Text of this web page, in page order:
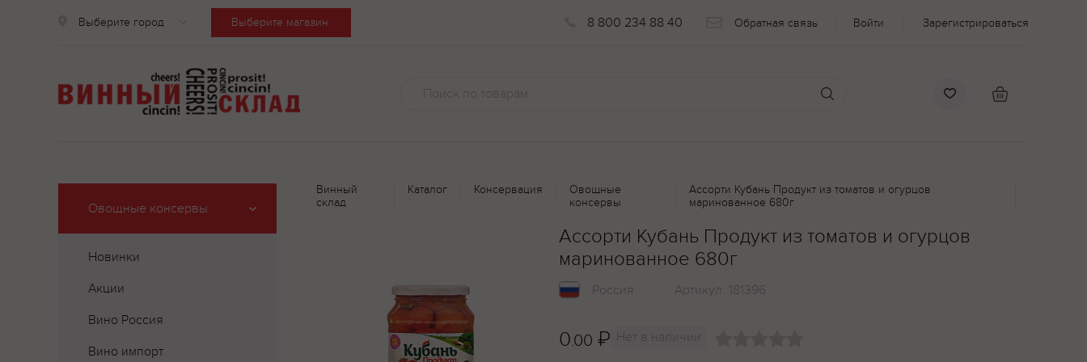
Выберите город Выберите магазин 8 800 234 88 40 Обратная связь Войти Зарегистрироваться
Овощные консервы
Новинки
Акции
Вино Россия
Вино импорт
Винный
склад
Каталог Консервация
Овощные
консервы
Ассорти Кубань Продукт из томатов и огурцов
маринованное 680г
Ассорти Кубань Продукт из томатов и огурцов
маринованное 680г
Россия Артикул: 181396
0.00 ₽ Нет в наличии